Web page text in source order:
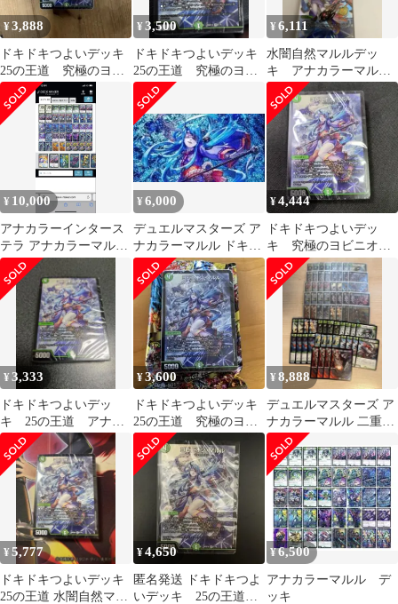
¥3,888
ドキドキつよいデッキ
25の王道 究極のヨビ
ニオン！水闇自然マル
ルデッキ 開封済
¥3,500
ドキドキつよいデッキ
25の王道 究極のヨビ
ニオン！水闇自然マル
ルデッキ
¥6,111
水闇自然マルルデッ
キ アナカラーマル
ル デッキ (ほぼドキ
ドキつよいデッキ)
¥ 10,000
アナカラーインタース
テラ アナカラーマルル
デュエルマスターズデ
ッキ販売オマケ有
¥6,000
デュエルマスターズ ア
ナカラーマルル ドキつ
よ
¥4,444
ドキドキつよいデッ
キ 究極のヨビニオン!
水闇自然マルルデッキ
¥3,333
ドキドキつよいデッ
キ 25の王道 アナカ
ラーマルル ヨビニオ
ンマルル
¥3,600
ドキドキつよいデッキ
25の王道 究極のヨビ
ニオン！水闇自然マル
ルデッキ
¥8,888
デュエルマスターズ ア
ナカラーマルル 二重キ
ャラスリーブ付き
¥5,777
ドキドキつよいデッキ
25の王道 水闇自然マル
¥4,650
匿名発送 ドキドキつよ
いデッキ 25の王道
¥6,500
アナカラーマルル デ
ッキ